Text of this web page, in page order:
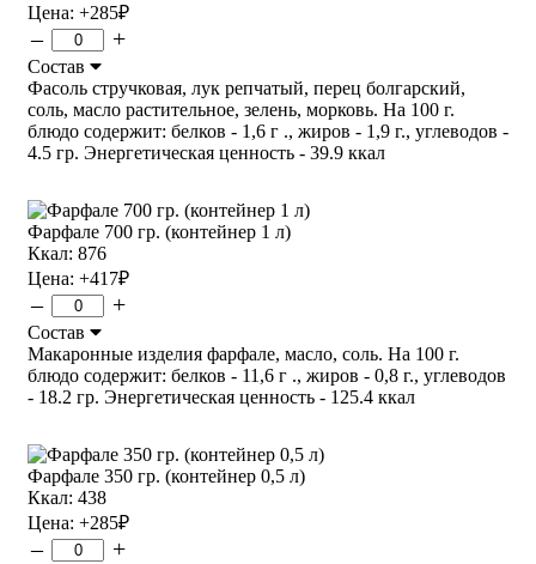
Цена: +285₽
– +
Состав
Фасоль стручковая, лук репчатый, перец болгарский,
соль, масло растительное, зелень, морковь. На 100 г.
блюдо содержит: белков - 1,6 г ., жиров - 1,9 г., углеводов -
4.5 гр. Энергетическая ценность - 39.9 ккал
Фарфале 700 гр. (контейнер 1 л)
Ккал: 876
Цена: +417₽
– +
Состав
Макаронные изделия фарфале, масло, соль. На 100 г.
блюдо содержит: белков - 11,6 г ., жиров - 0,8 г., углеводов
- 18.2 гр. Энергетическая ценность - 125.4 ккал
Фарфале 350 гр. (контейнер 0,5 л)
Ккал: 438
Цена: +285₽
– +